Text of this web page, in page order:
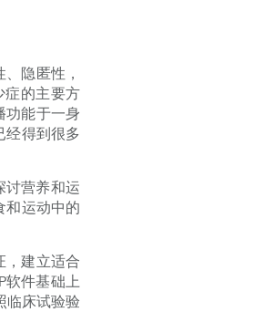
隐匿性，
症的主要方
功能于一身
经得到很多
讨营养和运
和运动中的
，建立适合
软件基础上
临床试验验